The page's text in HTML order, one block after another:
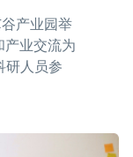
产业园举
业交流为
研人员参